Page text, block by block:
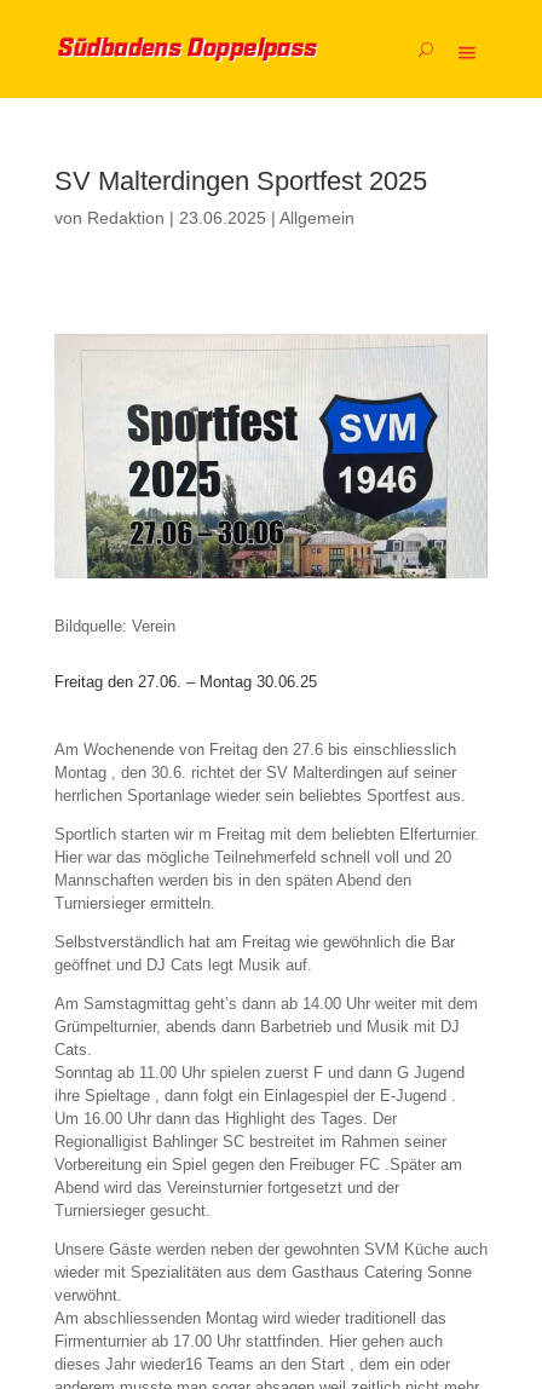
SV Malterdingen Sportfest 2025
von Redaktion | 23.06.2025 | Allgemein
Bildquelle: Verein
Freitag den 27.06. – Montag 30.06.25
Am Wochenende von Freitag den 27.6 bis einschliesslich
Montag , den 30.6. richtet der SV Malterdingen auf seiner
herrlichen Sportanlage wieder sein beliebtes Sportfest aus.
Sportlich starten wir m Freitag mit dem beliebten Elferturnier.
Hier war das mögliche Teilnehmerfeld schnell voll und 20
Mannschaften werden bis in den späten Abend den
Turniersieger ermitteln.
Selbstverständlich hat am Freitag wie gewöhnlich die Bar
geöffnet und DJ Cats legt Musik auf.
Am Samstagmittag geht’s dann ab 14.00 Uhr weiter mit dem
Grümpelturnier, abends dann Barbetrieb und Musik mit DJ
Cats.
Sonntag ab 11.00 Uhr spielen zuerst F und dann G Jugend
ihre Spieltage , dann folgt ein Einlagespiel der E-Jugend .
Um 16.00 Uhr dann das Highlight des Tages. Der
Regionalligist Bahlinger SC bestreitet im Rahmen seiner
Vorbereitung ein Spiel gegen den Freibuger FC .Später am
Abend wird das Vereinsturnier fortgesetzt und der
Turniersieger gesucht.
Unsere Gäste werden neben der gewohnten SVM Küche auch
wieder mit Spezialitäten aus dem Gasthaus Catering Sonne
verwöhnt.
Am abschliessenden Montag wird wieder traditionell das
Firmenturnier ab 17.00 Uhr stattfinden. Hier gehen auch
dieses Jahr wieder16 Teams an den Start , dem ein oder